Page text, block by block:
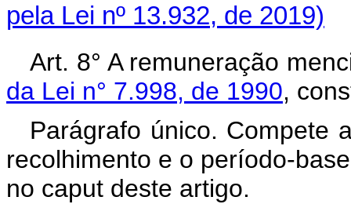
pela Lei nº 13.932, de 2019)
Art. 8° A remuneração
da Lei n° 7.998, de 1990,
Parágrafo único. Compete
recolhimento e o período-
no caput deste artigo.